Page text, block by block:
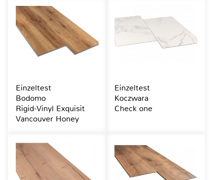
Einzeltest
Bodomo
Rigid-Vinyl Exquisit
Vancouver Honey
Einzeltest
Koczwara
Check one